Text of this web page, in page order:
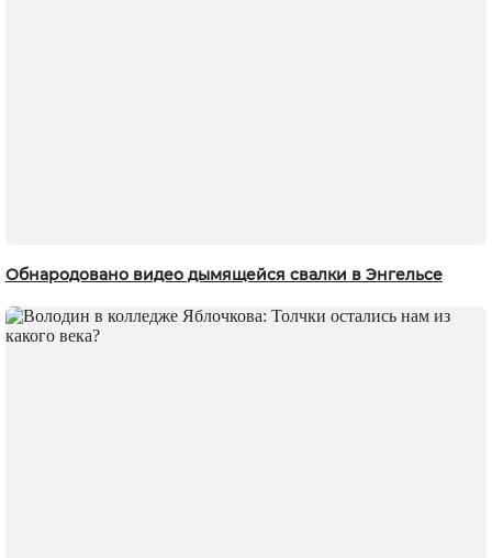
Обнародовано видео дымящейся свалки в Энгельсе